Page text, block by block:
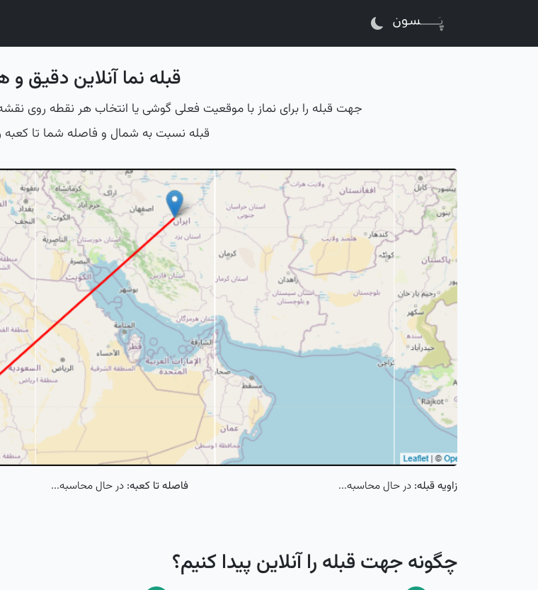
قبله نما آنلاین دقیق
جهت قبله را برای نماز با موقعیت فعلی گوشی یا انتخاب هر نقطه روی نقشه
قبله نسبت به شمال و فاصله شما تا
ابزار تعیین جهت قبله آنلاین
زاویه قبله: در حال محاسبه... فاصله تا کعبه: در حال محاسبه...
چگونه جهت قبله را آنلاین پیدا کنیم؟